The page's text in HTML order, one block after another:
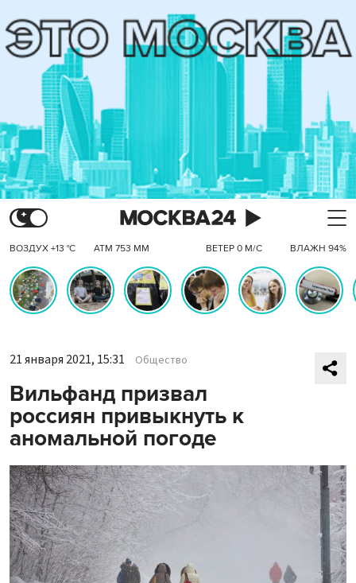
ВОЗДУХ +13 °C АТМ 753 ММ ВЕТЕР 0 М/С ВЛАЖН 94%
21 января 2021, 15:31 Общество
Вильфанд призвал
россиян привыкнуть к
аномальной погоде